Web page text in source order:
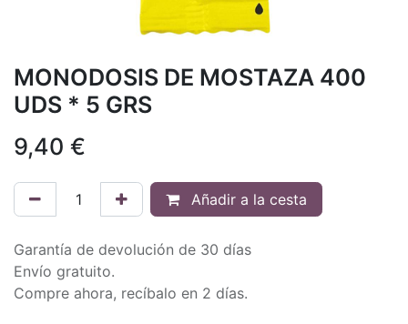
MONODOSIS DE MOSTAZA 400
UDS * 5 GRS
9,40 €
Añadir a la cesta
Garantía de devolución de 30 días
Envío gratuito.
Compre ahora, recíbalo en 2 días.